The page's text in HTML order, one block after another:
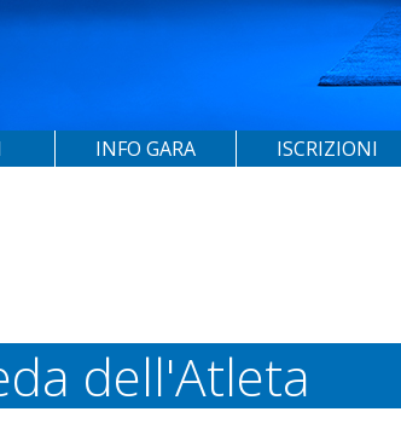
INFO GARA ISCRIZIONI
dell'Atleta